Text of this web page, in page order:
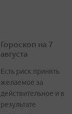
Гороскоп на 7
августа
Есть риск принять
желаемое за
действительное и в
результате